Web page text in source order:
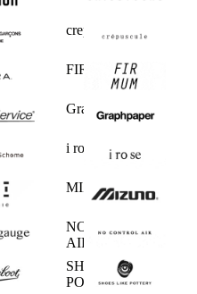
crepuscule
FIRMUM
Graphpaper
i ro se
MIZUNO
NO CONTROL
AIR
SHOES LIKE
POTTERY